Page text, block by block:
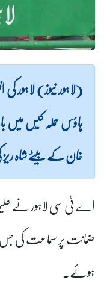
(لاہور نیوز)
ہاؤس حملہ کیس میں
خان کے بیٹے شاہ ریز
اے ٹی سی لاہور نے
ضمانت پر سماعت کی
ہوئے۔